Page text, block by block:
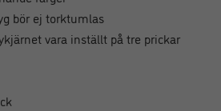
bör ej torktumlas
vara inställt på tre prickar